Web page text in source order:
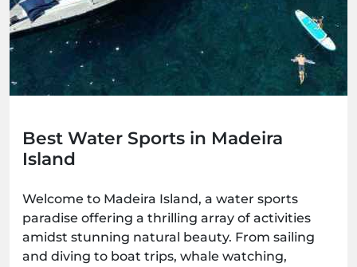
Best Water Sports in Madeira
Island
Welcome to Madeira Island, a water sports
paradise offering a thrilling array of activities
amidst stunning natural beauty. From sailing
and diving to boat trips, whale watching,